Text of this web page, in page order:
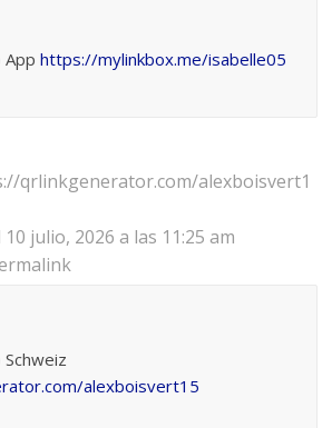
Apphttps://mylinkbox.me/isabelle05
qrlinkgenerator.com/alexboisvert1
10 julio, 2026 a las 11:25 am
alexboisvert15